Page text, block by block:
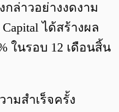
ล่าวอย่างงดงาม
ได้สร้างผล
ในรอบ 12 เดือนสิ้น
ามสำเร็จครั้ง